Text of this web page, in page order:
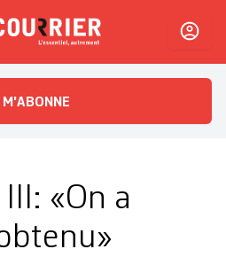
L'essentiel, autrement
M'ABONNE
«On a